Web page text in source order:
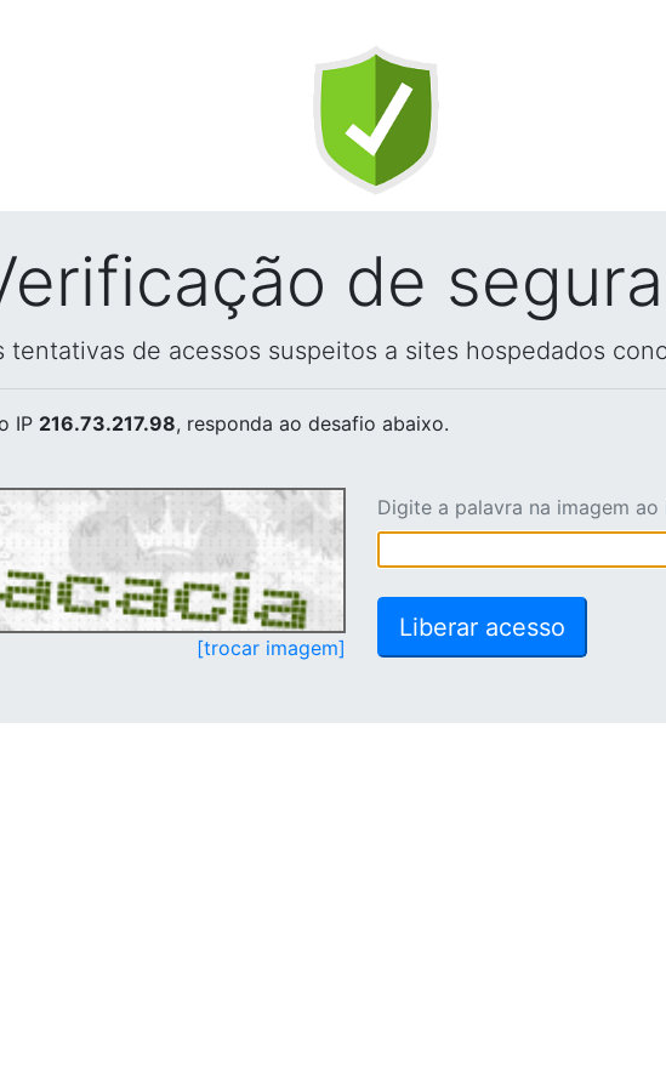
de
tentativas de acessos suspeitos a sites hospedados
IP 216.73.217.98, responda ao desafio abaixo.
[trocar imagem]
Digite a palavra na imagem